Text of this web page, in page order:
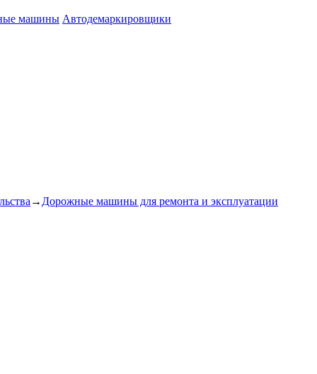
машины Автодемаркировщики
→ Дорожные машины для ремонта и эксплуатации